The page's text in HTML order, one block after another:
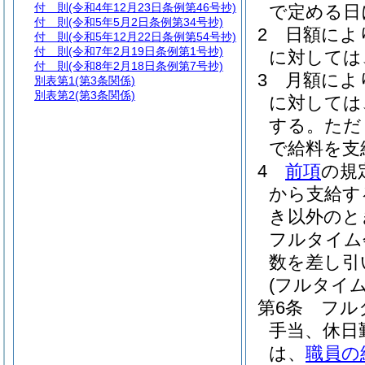
で定める
2
日額に
に対して
3
月額に
に対して
する。 た
で給料を
4
前項の規
から支給
き以外の
フルタイ
数を差し
(フルタイ
第6条
フル
手当、休日
は、 職員の
付 則 (令和4年12月23日条例第46号抄)
付 則 (令和5年5月2日条例第34号抄)
付 則 (令和5年12月22日条例第54号抄)
付 則 (令和7年2月19日条例第1号抄)
付 則 (令和8年2月18日条例第7号抄)
別表第1(第3条関係)
別表第2(第3条関係)